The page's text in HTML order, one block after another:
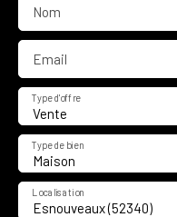
Nom
Email
Vente
Type d'offre
Maison
Type de bien
Esnouveaux (52340)
Localisation